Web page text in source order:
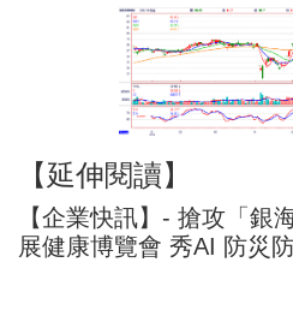
【延伸閱讀】
【企業快訊】- 搶攻「銀
展健康博覽會 秀AI 防災